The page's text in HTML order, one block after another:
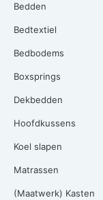
Bedden
Bedtextiel
Bedbodems
Boxsprings
Dekbedden
Hoofdkussens
Koel slapen
Matrassen
(Maatwerk) Kasten